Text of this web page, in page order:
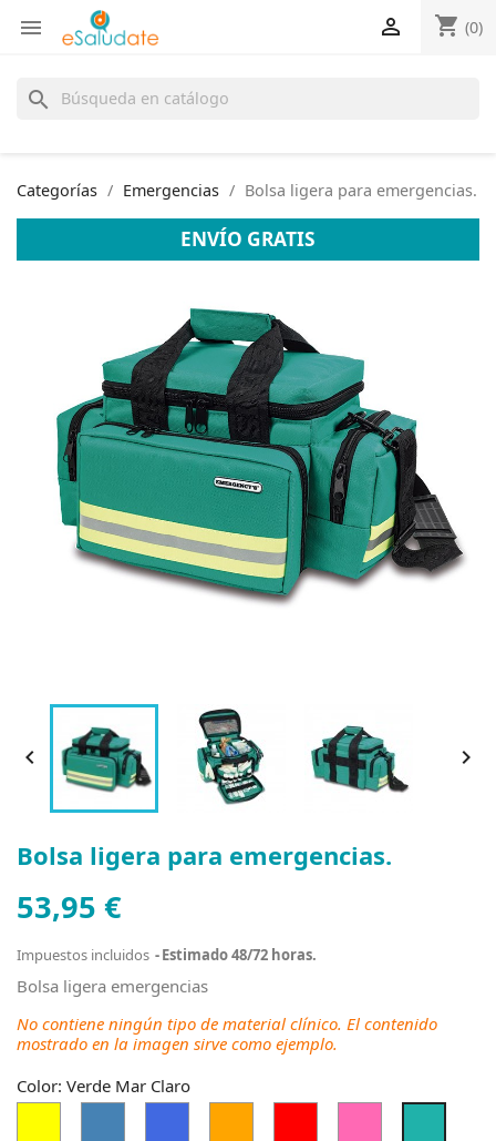
 shopping_cart (0)

search
Categorías Emergencias Bolsa ligera para emergencias.
ENVÍO GRATIS
 
Bolsa ligera para emergencias.
53,95 €
Impuestos incluidos Estimado 48/72 horas.
Bolsa ligera emergencias
No contiene ningún tipo de material clínico. El contenido
mostrado en la imagen sirve como ejemplo.
Color: Verde Mar Claro
Rosa